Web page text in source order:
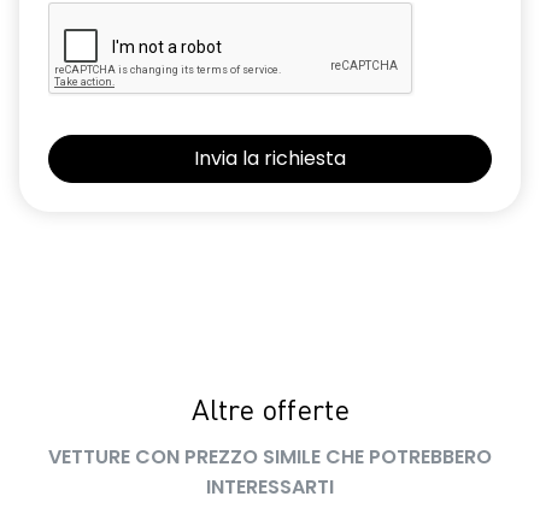
Altre offerte
VETTURE CON PREZZO SIMILE CHE POTREBBERO
INTERESSARTI